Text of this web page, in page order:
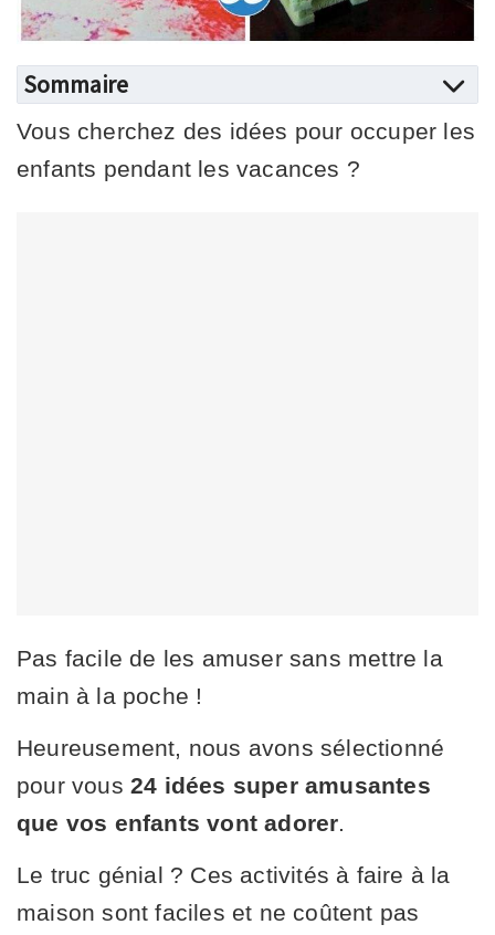
Sommaire
Vous cherchez des idées pour occuper les
enfants pendant les vacances ?
Pas facile de les amuser sans mettre la
main à la poche !
Heureusement, nous avons sélectionné
pour vous 24 idées super amusantes
que vos enfants vont adorer
Le truc génial ? Ces activités à faire à la
maison sont faciles et ne coûtent pas